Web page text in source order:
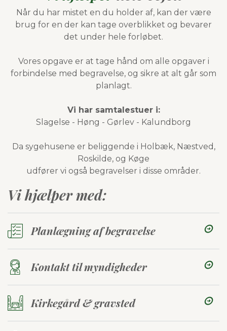
Når du har mistet en du holder af, kan der være
brug for en der kan tage overblikket og bevarer
det under hele forløbet.
Vores opgave er at tage hånd om alle opgaver i
forbindelse med begravelse, og sikre at alt går som
planlagt.
Vi har samtalestuer i:
Slagelse - Høng - Gørlev - Kalundborg
Da sygehusene er beliggende i Holbæk, Næstved ,
Roskilde, og Køge
udfører vi også begravelser i disse områder.
Vi hjælper med:
Planlægning af begravelse
Kontakt til myndigheder
Kirkegård & gravsted